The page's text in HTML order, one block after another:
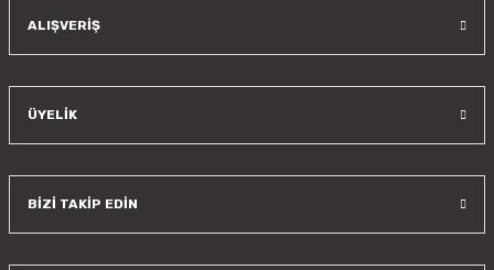
ALIŞVERİŞ
ÜYELİK
BİZİ TAKİP EDİN